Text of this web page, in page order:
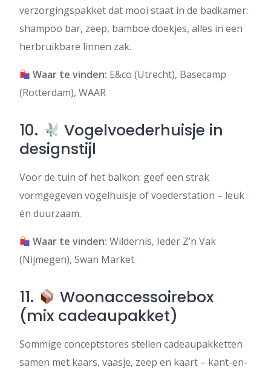
verzorgingspakket dat mooi staat in de badkamer:
shampoo bar, zeep, bamboe doekjes, alles in een
herbruikbare linnen zak.
Waar te vinden: E&co (Utrecht), Basecamp
(Rotterdam), WAAR
10.
Vogelvoederhuisje in
designstijl
Voor de tuin of het balkon: geef een strak
vormgegeven vogelhuisje of voederstation – leuk
én duurzaam.
Waar te vinden: Wildernis, Ieder Z’n Vak
(Nijmegen), Swan Market
11.
Woonaccessoirebox
(mix cadeaupakket)
Sommige conceptstores stellen cadeaupakketten
samen met kaars, vaasje, zeep en kaart – kant-en-